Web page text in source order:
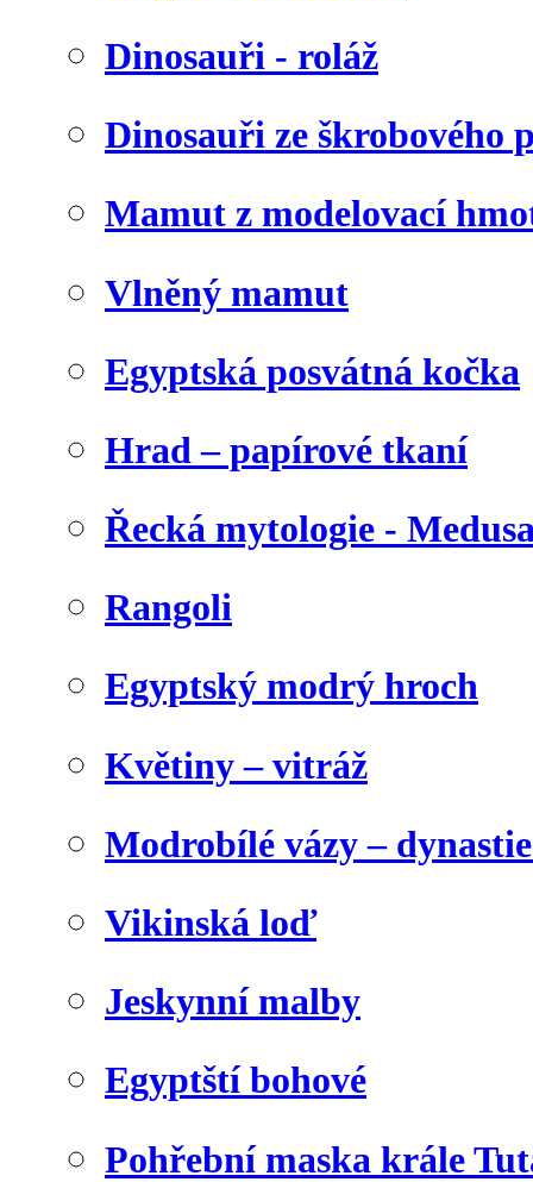
Dinosauři - roláž
Dinosauři ze škrobového
Mamut z modelovací
Vlněný mamut
Egyptská posvátná kočka
Hrad – papírové tkaní
Řecká mytologie -
Rangoli
Egyptský modrý hroch
Květiny – vitráž
Modrobílé vázy –
Vikinská loď
Jeskynní malby
Egyptští bohové
Pohřební maska krále